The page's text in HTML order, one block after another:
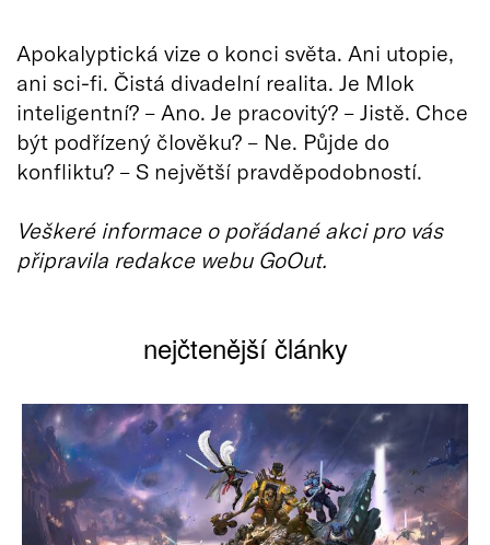
Apokalyptická vize o konci světa. Ani utopie,
ani sci-fi. Čistá divadelní realita. Je Mlok
inteligentní? – Ano. Je pracovitý? – Jistě. Chce
být podřízený člověku? – Ne. Půjde do
konfliktu? – S největší pravděpodobností.
Veškeré informace o pořádané akci pro vás
připravila redakce webu GoOut.
nejčtenější články